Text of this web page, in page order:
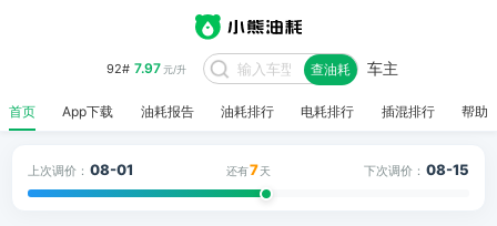
92# 7.97元/升 查油耗 车主
首页 App下载 油耗报告 油耗排行 电耗排行 插混排行 帮助
上次调价： 08-01 还有7天 下次调价： 08-15